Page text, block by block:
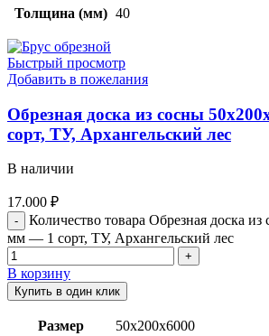
Толщина (мм) 40
Быстрый просмотр
Добавить в пожелания
Обрезная доска из сосны
сорт, ТУ, Архангельский лес
В наличии
17.000 ₽
Количество товара Обрезная доска
мм — 1 сорт, ТУ, Архангельский лес
В корзину
Купить в один клик
Размер 50х200х6000